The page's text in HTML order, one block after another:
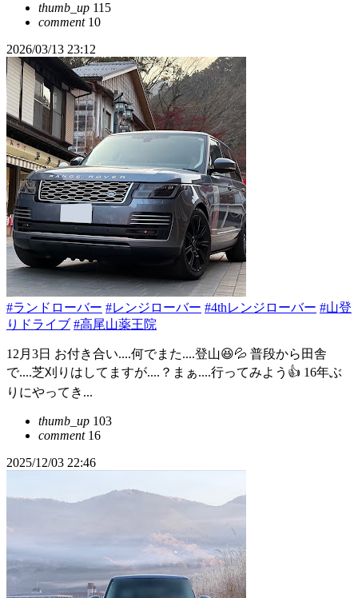
thumb_up 115
comment10
2026/03/13 23:12
#ランドローバー #レンジローバー #4thレンジローバー #山登
りドライブ #高尾山薬王院
12月3日 お付き合い....何でまた....登山😆💦 普段から田舎
で....芝刈りはしてますが....？まぁ....行ってみよう👍 16年ぶ
りにやってき...
thumb_up 103
comment16
2025/12/03 22:46